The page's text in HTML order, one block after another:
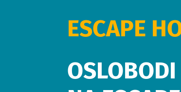
ESCAPE